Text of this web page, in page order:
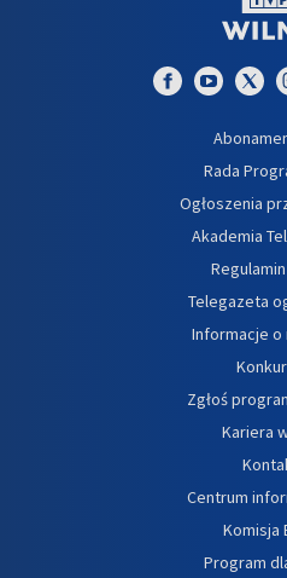
Rada
Ogłoszenia
Akademia
Telegazeta
Informacje o
Zgłoś
Kariera
Centrum
Komisja
Program